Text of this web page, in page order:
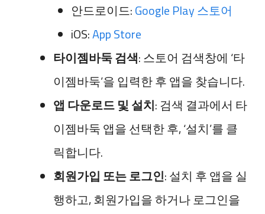
안드로이드:Google Play 스토어
iOS:App Store
타이젬바둑 검색: 스토어 검색창에 ‘타
이젬바둑’을 입력한 후 앱을 찾습니다.
앱 다운로드 및 설치: 검색 결과에서 타
이젬바둑 앱을 선택한 후, ‘설치’를 클
릭합니다.
회원가입 또는 로그인: 설치 후 앱을 실
행하고, 회원가입을 하거나 로그인을